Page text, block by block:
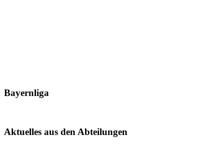
Bayernliga
Aktuelles aus den Abteilungen